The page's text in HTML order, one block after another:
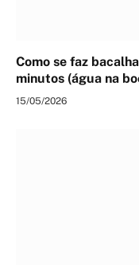
Como se faz
minutos (água na
15/05/2026